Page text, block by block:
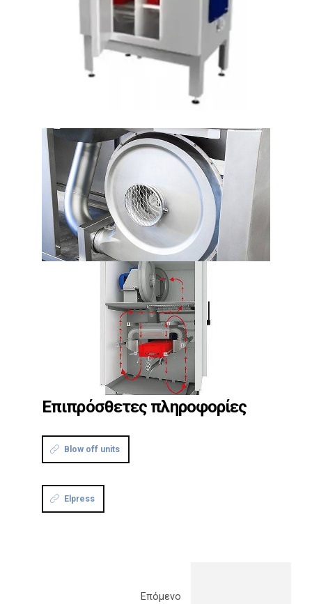
Επιπρόσθετες πληροφορίες
Blow off units
Elpress
Επόμενο